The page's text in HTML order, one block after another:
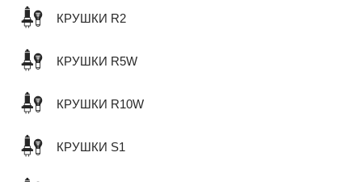
КРУШКИ R2
КРУШКИ R5W
КРУШКИ R10W
КРУШКИ S1